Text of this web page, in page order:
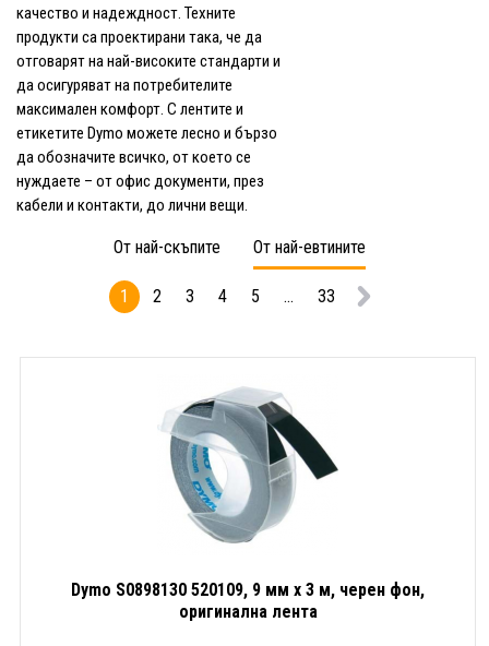
качество и надеждност. Техните
продукти са проектирани така, че да
отговарят на най-високите стандарти и
да осигуряват на потребителите
максимален комфорт. С лентите и
етикетите Dymo можете лесно и бързо
да обозначите всичко, от което се
нуждаете – от офис документи, през
кабели и контакти, до лични вещи.
От най-скъпите От най-евтините
1 2 3 4 5 ... 33
Dymo S0898130 520109, 9 мм x 3 м, черен фон,
оригинална лента